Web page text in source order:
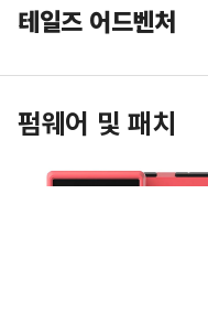
테일즈 어드벤처
펌웨어 및 패치